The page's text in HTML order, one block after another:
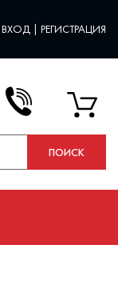
ВХОД | РЕГИСТРАЦИЯ